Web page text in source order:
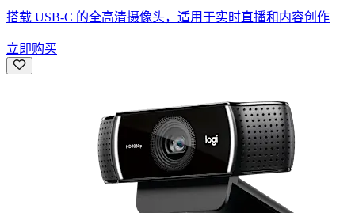
搭载 USB-C 的全高清摄像头，适用于实时直播和内容创作
立即购买